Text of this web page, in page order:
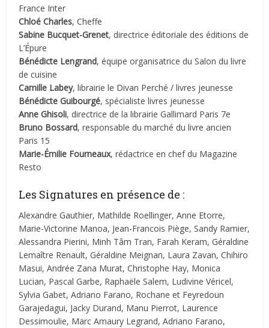
France Inter
Chloé Charles, Cheffe
Sabine Bucquet-Grenet, directrice éditoriale des éditions de
L’Épure
Bénédicte Lengrand, équipe organisatrice du Salon du livre
de cuisine
Camille Labey, librairie le Divan Perché / livres jeunesse
Bénédicte Guibourgé, spécialiste livres jeunesse
Anne Ghisoli, directrice de la librairie Gallimard Paris 7e
Bruno Bossard, responsable du marché du livre ancien
Paris 15
Marie-Émilie Fourneaux, rédactrice en chef du Magazine
Resto
Les Signatures en présence de :
Alexandre Gauthier, Mathilde Roellinger, Anne Etorre,
Marie-Victorine Manoa, Jean-Francois Piège, Sandy Ramier,
Alessandra Pierini, Minh Tâm Tran, Farah Keram, Géraldine
Lemaître Renault, Géraldine Meignan, Laura Zavan, Chihiro
Masui, Andrée Zana Murat, Christophe Hay, Monica
Lucian, Pascal Garbe, Raphaële Salem, Ludivine Véricel,
Sylvia Gabet, Adriano Farano, Rochane et Feyredoun
Garajedagui, Jacky Durand, Manu Pierrot, Laurence
Dessimoulie, Marc Amaury Legrand, Adriano Farano,